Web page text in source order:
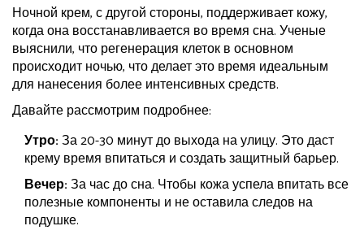
Ночной крем, с другой стороны, поддерживает кожу,
когда она восстанавливается во время сна. Ученые
выяснили, что регенерация клеток в основном
происходит ночью, что делает это время идеальным
для нанесения более интенсивных средств.
Давайте рассмотрим подробнее:
Утро:За 20-30 минут до выхода на улицу. Это даст
крему время впитаться и создать защитный барьер.
Вечер:За час до сна. Чтобы кожа успела впитать все
полезные компоненты и не оставила следов на
подушке.